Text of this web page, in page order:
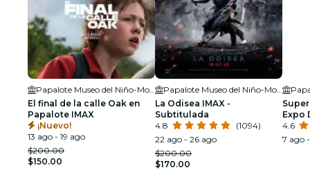
El final de la calle Oak en
Papalote IMAX
¡Nuevo!
13 ago - 19 ago
$200.00
$150.00
La Odisea IMAX -
Subtitulada
4.8
(1094)
22 ago - 26 ago
$200.00
$170.00
Expo
IMAX
4.6
7 ago